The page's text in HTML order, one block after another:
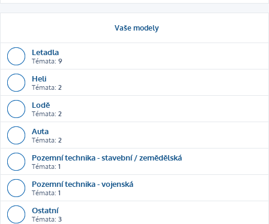
Vaše modely
Letadla
Témata: 9
Heli
Témata: 2
Lodě
Témata: 2
Auta
Témata: 2
Pozemní technika - stavební / zemědělská
Témata: 1
Pozemní technika - vojenská
Témata: 1
Ostatní
Témata: 3